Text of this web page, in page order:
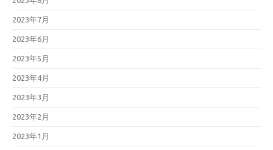
2023年7月
2023年6月
2023年5月
2023年4月
2023年3月
2023年2月
2023年1月